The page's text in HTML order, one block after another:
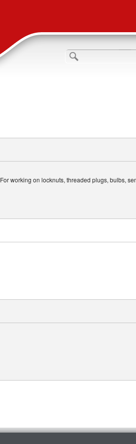
For working on locknuts, threaded plugs, bulbs,